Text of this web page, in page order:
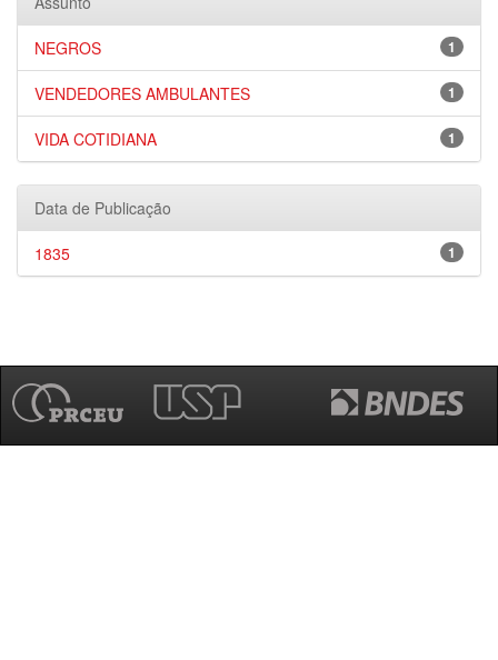
1
NEGROS
1
VENDEDORES AMBULANTES
1
VIDA COTIDIANA
Data de Publicação
1
1835